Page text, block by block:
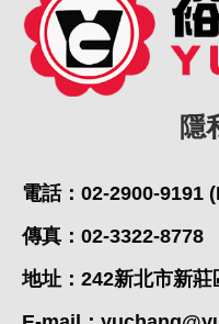
隱
電話：02-2900-9191
傳真：02-3322-8778
地址：242新北市新